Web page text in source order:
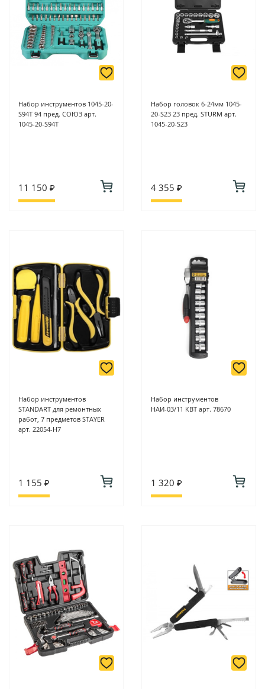
Набор инструментов 1045-20-
S94T 94 пред. СОЮЗ арт.
1045-20-S94T
11 150 ₽
Набор головок 6-24мм 1045-
20-S23 23 пред. STURM арт.
1045-20-S23
4 355 ₽
Набор инструментов
STANDART для ремонтных
работ, 7 предметов STAYER
арт. 22054-H7
1 155 ₽
Набор инструментов
НАИ-03/11 КВТ арт. 78670
1 320 ₽